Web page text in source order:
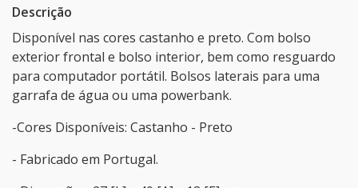
Descrição
Disponível nas cores castanho e preto. Com bolso
exterior frontal e bolso interior, bem como resguardo
para computador portátil. Bolsos laterais para uma
garrafa de água ou uma powerbank.
-Cores Disponíveis: Castanho - Preto
- Fabricado em Portugal.